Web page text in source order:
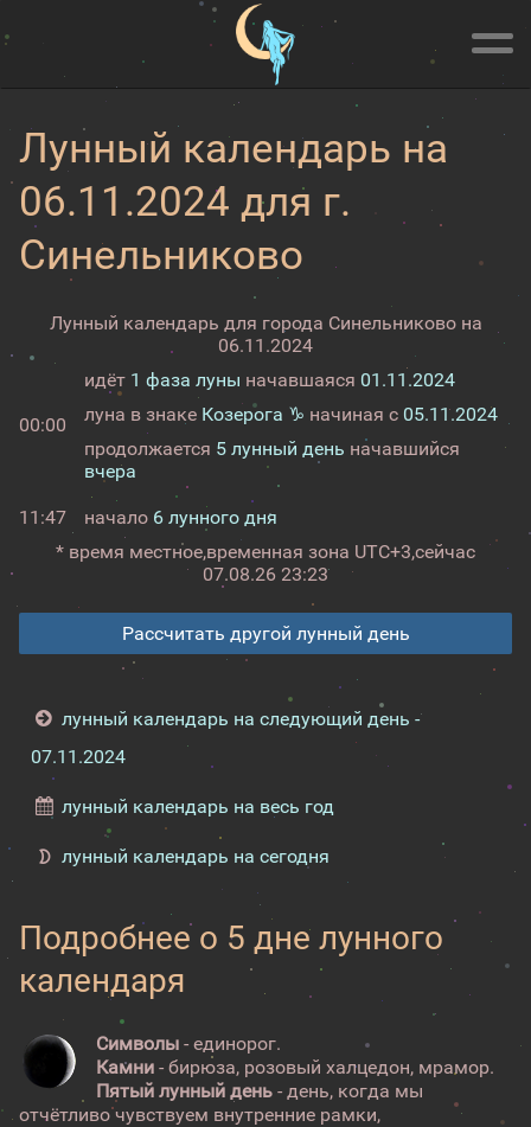
Лунный календарь на
06.11.2024 для г.
Синельниково
Лунный календарь для города Синельниково на
06.11.2024
00:00
идёт 1 фаза луны начавшаяся 01.11.2024
луна в знаке Козерога ♑ начиная с 05.11.2024
продолжается 5 лунный день начавшийся
вчера
11:47 начало 6 лунного дня
* время местное,временная зона UTC+3,сейчас
07.08.26 23:23
Рассчитать другой лунный день
лунный календарь на следующий день -
07.11.2024
лунный календарь на весь год
лунный календарь на сегодня
Подробнее о 5 дне лунного
календаря
Символы - единорог.
Камни - бирюза, розовый халцедон, мрамор.
Пятый лунный день - день, когда мы
отчётливо чувствуем внутренние рамки,